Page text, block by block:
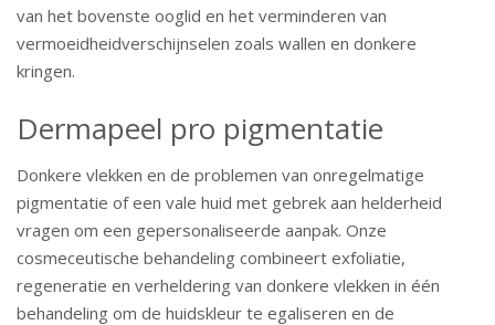
van het bovenste ooglid en het verminderen van
vermoeidheidverschijnselen zoals wallen en donkere
kringen.
Dermapeel pro pigmentatie
Donkere vlekken en de problemen van onregelmatige
pigmentatie of een vale huid met gebrek aan helderheid
vragen om een gepersonaliseerde aanpak. Onze
cosmeceutische behandeling combineert exfoliatie,
regeneratie en verheldering van donkere vlekken in één
behandeling om de huidskleur te egaliseren en de